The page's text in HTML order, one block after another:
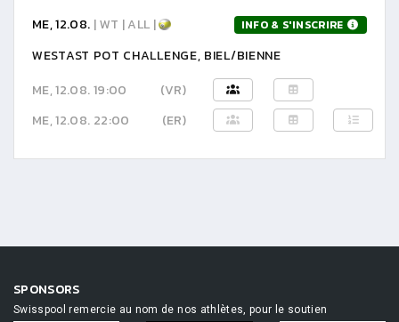
ME, 12.08. | WT | ALL | INFO & S'INSCRIRE
WESTAST POT CHALLENGE, BIEL/BIENNE
ME, 12.08. 19:00
(VR)
ME, 12.08. 22:00
(ER)
SPONSORS
Swisspool remercie au nom de nos athlètes, pour le soutien